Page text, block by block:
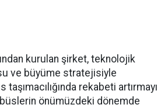
kurulan şirket, teknolojik
ve büyüme stratejisiyle
rekabeti artırmayı
önümüzdeki dönemde